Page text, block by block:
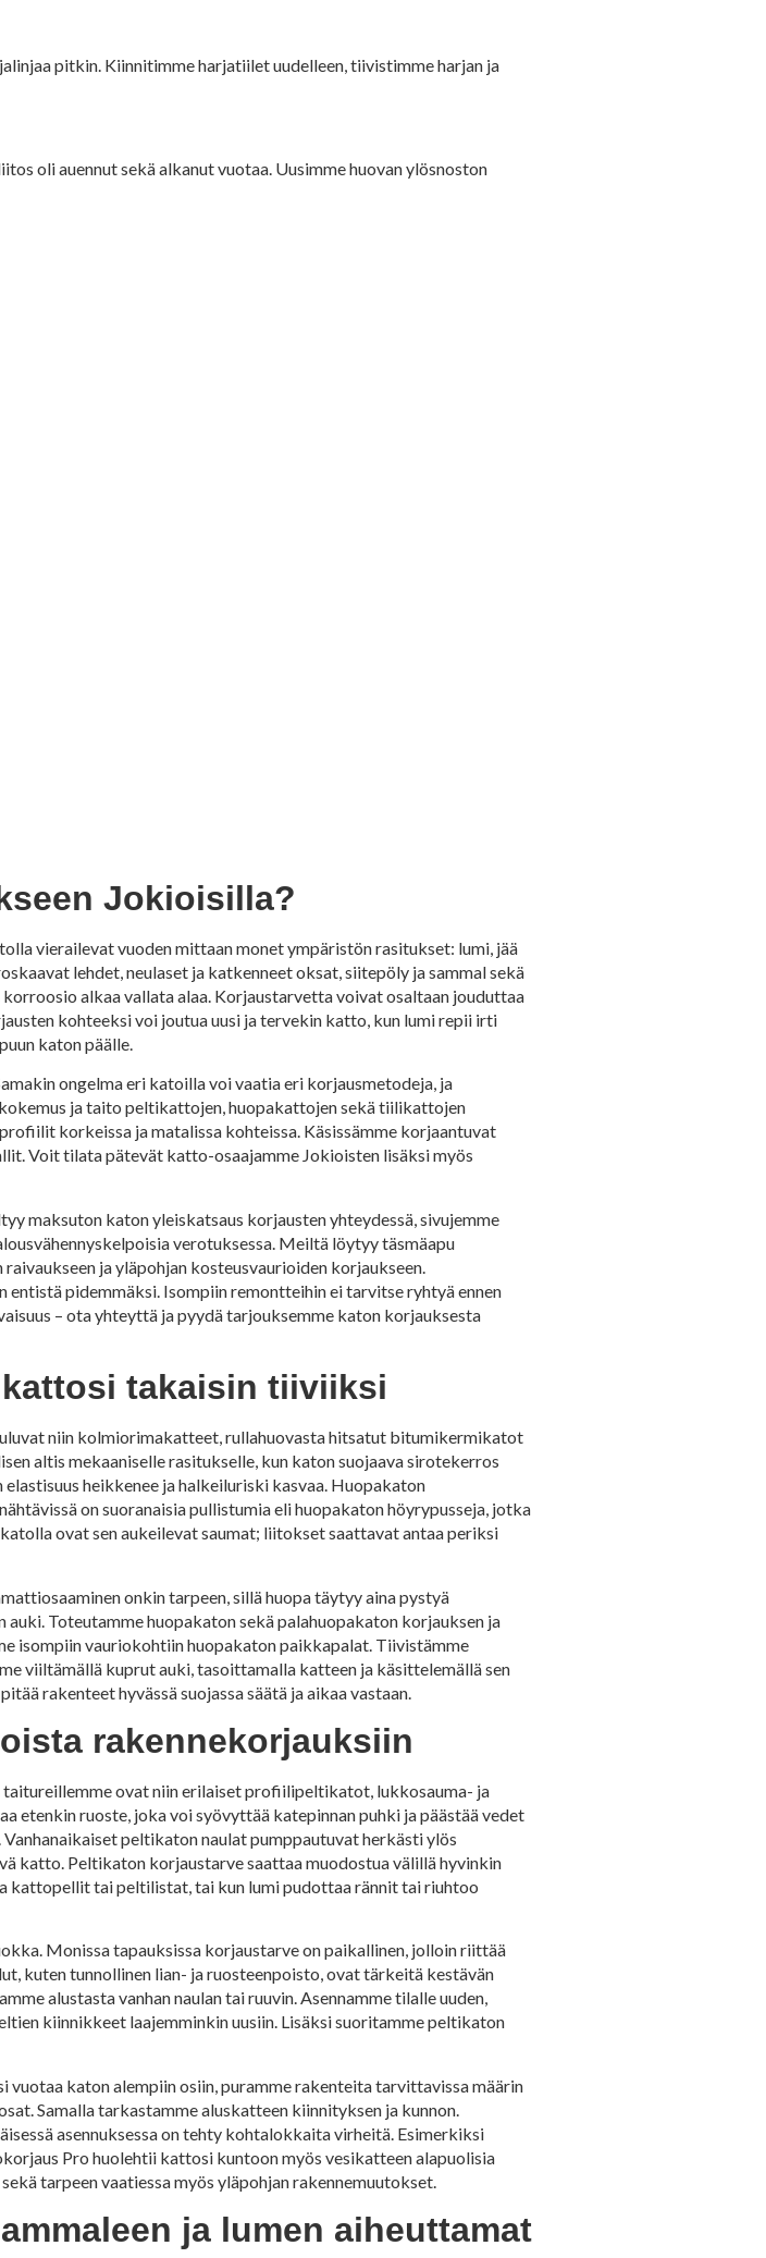
pitkin. Kiinnitimme harjatiilet uudelleen, tiivistimme harjan ja
oli auennut sekä alkanut vuotaa. Uusimme huovan ylösnoston
Jokioisilla?
vierailevat vuoden mittaan monet ympäristön rasitukset: lumi, jää
lehdet, neulaset ja katkenneet oksat, siitepöly ja sammal sekä
alkaa vallata alaa. Korjaustarvetta voivat osaltaan jouduttaa
kohteeksi voi joutua uusi ja tervekin katto, kun lumi repii irti
katon päälle.
ongelma eri katoilla voi vaatia eri korjausmetodeja, ja
ja taito peltikattojen, huopakattojen sekä tiilikattojen
korkeissa ja matalissa kohteissa. Käsissämme korjaantuvat
Voit tilata pätevät katto-osaajamme Jokioisten lisäksi myös
maksuton katon yleiskatsaus korjausten yhteydessä, sivujemme
verotuksessa. Meiltä löytyy täsmäapu
ja yläpohjan kosteusvaurioiden korjaukseen.
pidemmäksi. Isompiin remontteihin ei tarvitse ryhtyä ennen
– ota yhteyttä ja pyydä tarjouksemme katon korjauksesta
takaisin tiiviiksi
niin kolmiorimakatteet, rullahuovasta hitsatut bitumikermikatot
altis mekaaniselle rasitukselle, kun katon suojaava sirotekerros
heikkenee ja halkeiluriski kasvaa. Huopakaton
on suoranaisia pullistumia eli huopakaton höyrypusseja, jotka
ovat sen aukeilevat saumat; liitokset saattavat antaa periksi
onkin tarpeen, sillä huopa täytyy aina pystyä
Toteutamme huopakaton sekä palahuopakaton korjauksen ja
isompiin vauriokohtiin huopakaton paikkapalat. Tiivistämme
viiltämällä kuprut auki, tasoittamalla katteen ja käsittelemällä sen
rakenteet hyvässä suojassa säätä ja aikaa vastaan.
rakennekorjauksiin
ovat niin erilaiset profiilipeltikatot, lukkosauma- ja
etenkin ruoste, joka voi syövyttää katepinnan puhki ja päästää vedet
peltikaton naulat pumppautuvat herkästi ylös
katto. Peltikaton korjaustarve saattaa muodostua välillä hyvinkin
kattopellit tai peltilistat, tai kun lumi pudottaa rännit tai riuhtoo
Monissa tapauksissa korjaustarve on paikallinen, jolloin riittää
kuten tunnollinen lian- ja ruosteenpoisto, ovat tärkeitä kestävän
alustasta vanhan naulan tai ruuvin. Asennamme tilalle uuden,
kiinnikkeet laajemminkin uusiin. Lisäksi suoritamme peltikaton
katon alempiin osiin, puramme rakenteita tarvittavissa määrin
Samalla tarkastamme aluskatteen kiinnityksen ja kunnon.
asennuksessa on tehty kohtalokkaita virheitä. Esimerkiksi
Pro huolehtii kattosi kuntoon myös vesikatteen alapuolisia
tarpeen vaatiessa myös yläpohjan rakennemuutokset.
ja lumen aiheuttamat